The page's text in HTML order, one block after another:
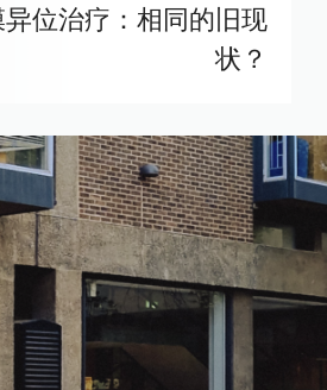
位治疗：相同的旧现
状？